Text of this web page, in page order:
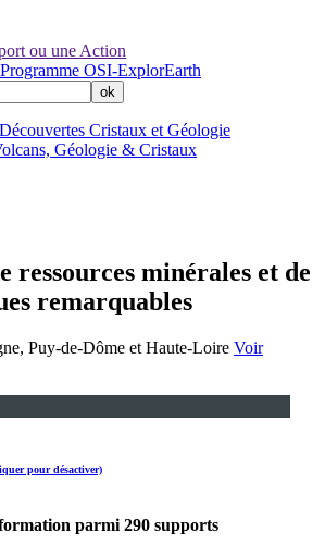
ou une Action
OSI-ExplorEarth
Cristaux et Géologie
Géologie & Cristaux
ressources minérales et de
remarquables
Puy-de-Dôme et Haute-Loire Voir
pour désactiver)
parmi 290 supports